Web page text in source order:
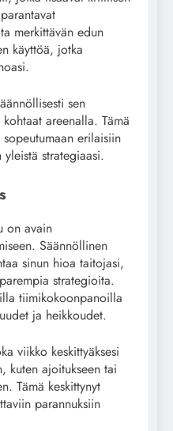
merkittävän edun
käyttöä, jotka
sen
areenalla. Tämä
erilaisiin
strategiaasi.
on avain
Säännöllinen
sinun hioa taitojasi,
strategioita.
tiimikokoonpanoilla
ja heikkoudet.
viikko keskittyäksesi
kuten ajoitukseen tai
Tämä keskittynyt
parannuksiin